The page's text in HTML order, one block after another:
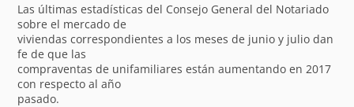
Las últimas estadísticas del Consejo General del Notariado
sobre el mercado de
viviendas correspondientes a los meses de junio y julio dan
fe de que las
compraventas de unifamiliares están aumentando en 2017
con respecto al año
pasado.